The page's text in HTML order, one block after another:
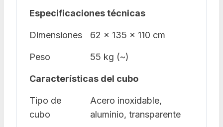
Especificaciones técnicas
Dimensiones 62 x 135 x 110 cm
Peso 55 kg (~)
Características del cubo
Tipo de
cubo
Acero inoxidable,
aluminio, transparente